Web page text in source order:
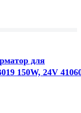
для
150W, 24V